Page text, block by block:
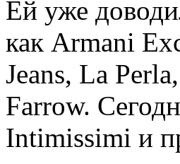
Ей уже
как Armani
Jeans, La
Farrow.
Intimissimi и